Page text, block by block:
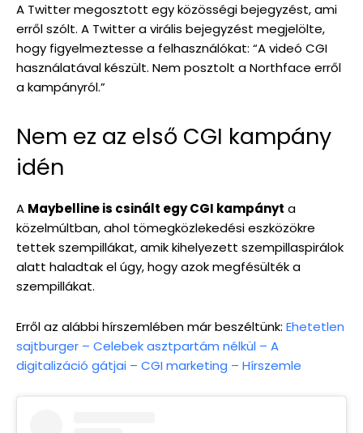
A Twitter megosztott egy közösségi bejegyzést, ami
erről szólt. A Twitter a virális bejegyzést megjelölte,
hogy figyelmeztesse a felhasználókat: “A videó CGI
használatával készült. Nem posztolt a Northface erről
a kampányról.”
Nem ez az első CGI kampány
idén
A Maybelline is csinált egy CGI kampányt a
közelmúltban, ahol tömegközlekedési eszközökre
tettek szempillákat, amik kihelyezett szempillaspirálok
alatt haladtak el úgy, hogy azok megfésülték a
szempillákat.
Erről az alábbi hírszemlében már beszéltünk: Ehetetlen
sajtburger – Celebek asztpartám nélkül – A
digitalizáció gátjai – CGI marketing – Hírszemle